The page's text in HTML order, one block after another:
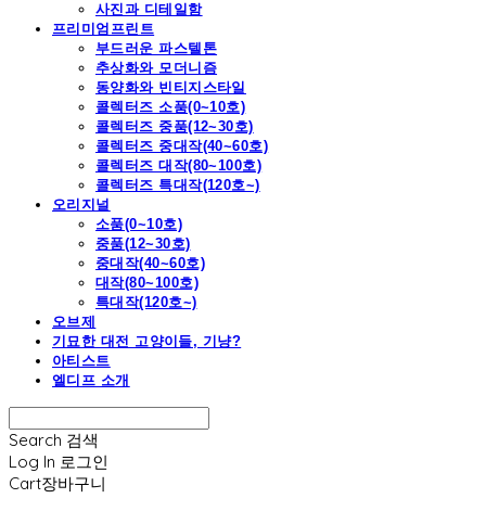
사진과 디테일함
프리미엄프린트
부드러운 파스텔톤
추상화와 모더니즘
동양화와 빈티지스타일
콜렉터즈 소품(0~10호)
콜렉터즈 중품(12~30호)
콜렉터즈 중대작(40~60호)
콜렉터즈 대작(80~100호)
콜렉터즈 특대작(120호~)
오리지널
소품(0~10호)
중품(12~30호)
중대작(40~60호)
대작(80~100호)
특대작(120호~)
오브제
기묘한 대전 고양이들, 기냥?
아티스트
엘디프 소개
Search 검색
Log In 로그인
Cart장바구니